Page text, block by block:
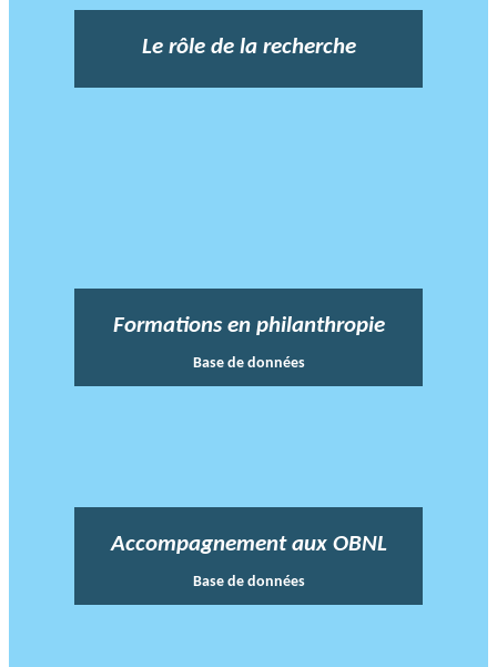
Le rôle de la recherche
Formations en philanthropie
Base de données
Accompagnement aux OBNL
Base de données